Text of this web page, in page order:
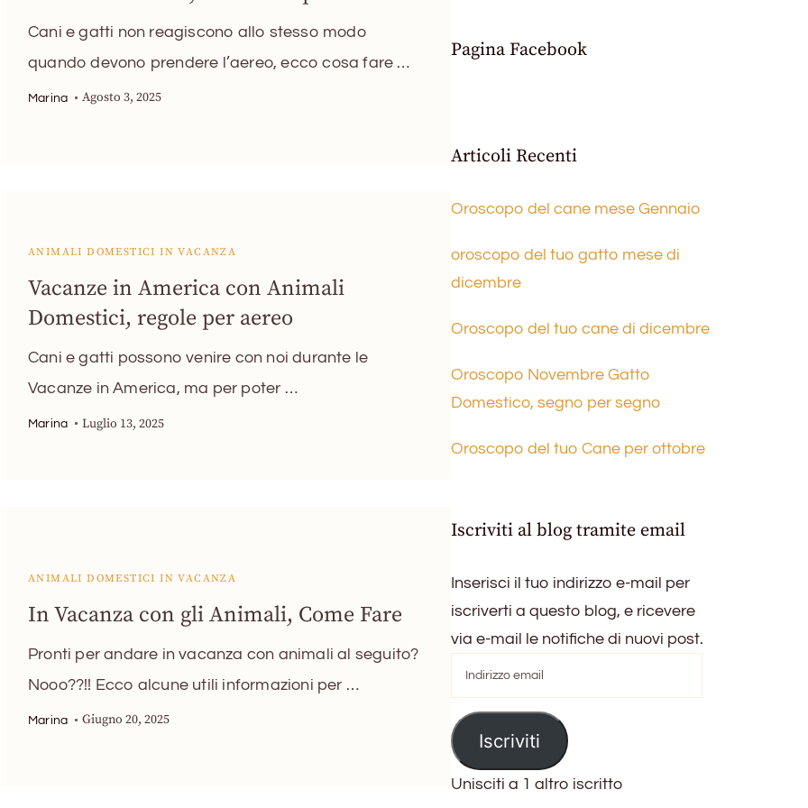
Cani e gatti non reagiscono allo stesso modo
quando devono prendere l’aereo, ecco cosa fare …
Marina Agosto 3, 2025
ANIMALI DOMESTICI IN VACANZA
Vacanze in America con Animali
Domestici, regole per aereo
Cani e gatti possono venire con noi durante le
Vacanze in America, ma per poter …
Marina Luglio 13, 2025
ANIMALI DOMESTICI IN VACANZA
In Vacanza con gli Animali, Come Fare
Pronti per andare in vacanza con animali al seguito?
Nooo??!! Ecco alcune utili informazioni per …
Marina Giugno 20, 2025
Pagina Facebook
Articoli Recenti
Oroscopo del cane mese Gennaio
oroscopo del tuo gatto mese di
dicembre
Oroscopo del tuo cane di dicembre
Oroscopo Novembre Gatto
Domestico, segno per segno
Oroscopo del tuo Cane per ottobre
Iscriviti al blog tramite email
Inserisci il tuo indirizzo e-mail per
iscriverti a questo blog, e ricevere
via e-mail le notifiche di nuovi post.
email
Iscriviti
Unisciti a 1 altro iscritto